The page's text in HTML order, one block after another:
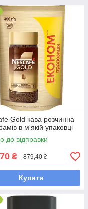
Gold кава розчинна
в м'якій упаковці
до відправки
₴ 879,40 ₴
Купити